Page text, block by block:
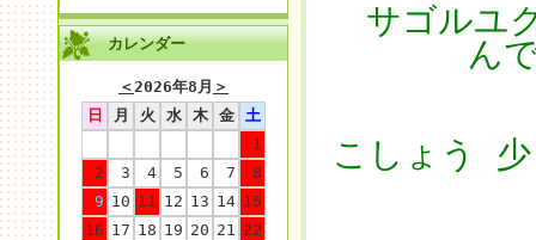
カレンダー
＜2026年8月 ＞
日
月 火 水 木 金
土
1
2
3 4 5 6 7
8
9 10 11 12 13 14 15
16 17 18 19 20 21 22
サゴルユ
ん
こしょう